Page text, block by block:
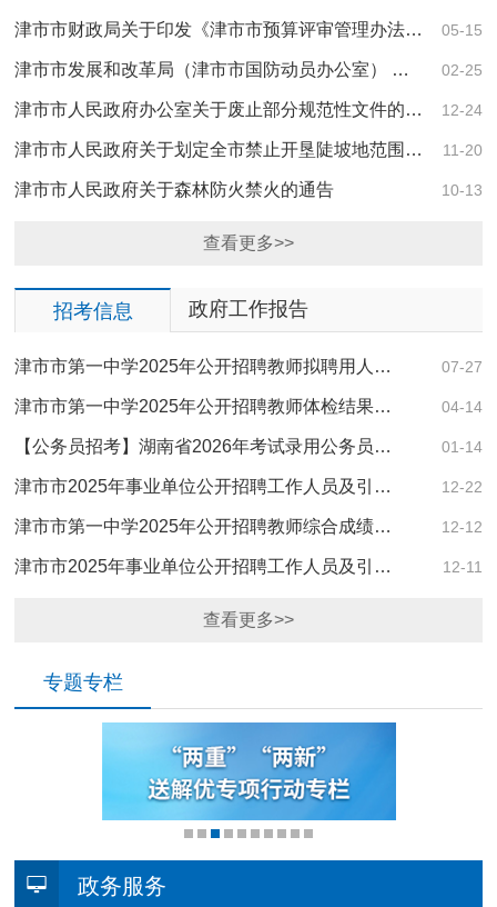
05-15
津市市财政局关于印发《津市市预算评审管理办法…
02-25
津市市发展和改革局（津市市国防动员办公室） …
12-24
津市市人民政府办公室关于废止部分规范性文件的…
11-20
津市市人民政府关于划定全市禁止开垦陡坡地范围…
10-13
津市市人民政府关于森林防火禁火的通告
查看更多>>
招考信息 政府工作报告
07-27
津市市第一中学2025年公开招聘教师拟聘用人…
04-14
津市市第一中学2025年公开招聘教师体检结果…
01-14
【公务员招考】湖南省2026年考试录用公务员…
12-22
津市市2025年事业单位公开招聘工作人员及引…
12-12
津市市第一中学2025年公开招聘教师综合成绩…
12-11
津市市2025年事业单位公开招聘工作人员及引…
查看更多>>
专题专栏
政务服务